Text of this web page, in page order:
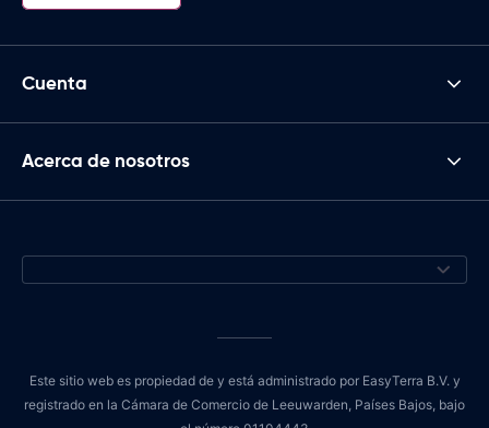
Cuenta
Acerca de nosotros
Este sitio web es propiedad de y está administrado por EasyTerra B.V. y
registrado en la Cámara de Comercio de Leeuwarden, Países Bajos, bajo